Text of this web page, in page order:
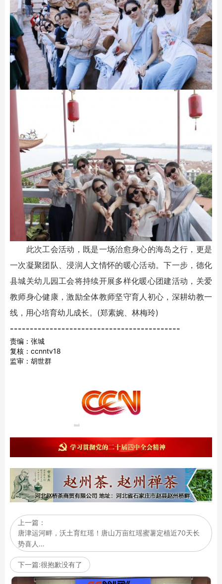
此次工会活动，既是一场治愈身心的海岛之行，更是
一次凝聚团队、浸润人文情怀的暖心活动。下一步，德化
县城关幼儿园工会将持续开展多样化暖心团建活动，关爱
教师身心健康，激励全体教师坚守育人初心，深耕幼教一
线，用心培育幼儿成长。(郑素婉、林梅玲)
-------------------------------------------
责编：张城
复核：ccnntv18
监审：胡世群
上一篇：
唐津运河畔，沃土育红瑶！唐山万亩红瑶蜜薯定植近70天长
势喜人…
下一篇:很抱歉没有了